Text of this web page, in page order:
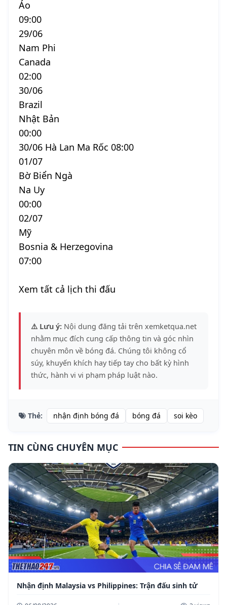
Áo
09:00
29/06
Nam Phi
Canada
02:00
30/06
Brazil
Nhật Bản
00:00
30/06 Hà Lan Ma Rốc 08:00
01/07
Bờ Biển Ngà
Na Uy
00:00
02/07
Mỹ
Bosnia & Herzegovina
07:00
Xem tất cả lịch thi đấu
⚠️ Lưu ý: Nội dung đăng tải trên xemketqua.net
nhằm mục đích cung cấp thông tin và góc nhìn
chuyên môn về bóng đá. Chúng tôi không cổ
súy, khuyến khích hay tiếp tay cho bất kỳ hình
thức, hành vi vi phạm pháp luật nào.
Thẻ: nhận định bóng đá bóng đá soi kèo
TIN CÙNG CHUYÊN MỤC
Nhận định Malaysia vs Philippines: Trận đấu sinh tử